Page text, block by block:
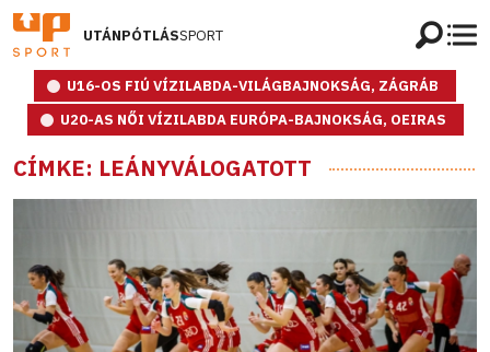
UTÁNPÓTLÁSSPORT
U16-OS FIÚ VÍZILABDA-VILÁGBAJNOKSÁG, ZÁGRÁB
U20-AS NŐI VÍZILABDA EURÓPA-BAJNOKSÁG, OEIRAS
CÍMKE: LEÁNYVÁLOGATOTT